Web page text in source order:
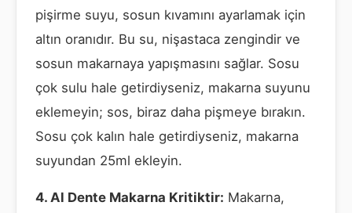
pişirme suyu, sosun kıvamını ayarlamak için
altın oranıdır. Bu su, nişastaca zengindir ve
sosun makarnaya yapışmasını sağlar. Sosu
çok sulu hale getirdiyseniz, makarna suyunu
eklemeyin; sos, biraz daha pişmeye bırakın.
Sosu çok kalın hale getirdiyseniz, makarna
suyundan 25ml ekleyin.
4. Al Dente Makarna Kritiktir: Makarna,